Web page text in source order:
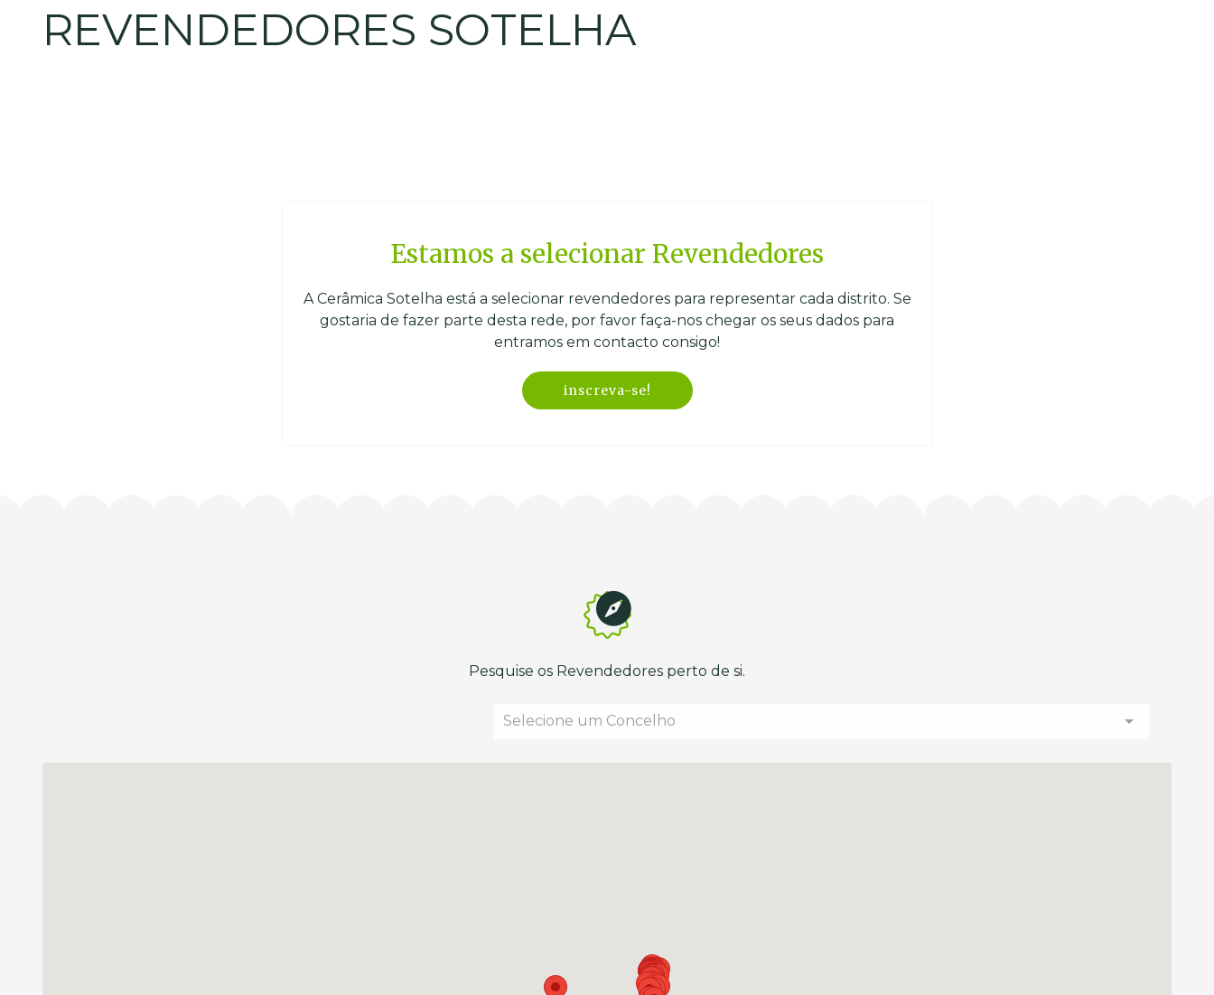
REVENDEDORES SOTELHA
Estamos a selecionar Revendedores
A Cerâmica Sotelha está a selecionar revendedores para representar cada distrito. Se
gostaria de fazer parte desta rede, por favor faça-nos chegar os seus dados para
entramos em contacto consigo!
inscreva-se!
Pesquise os Revendedores perto de si.
Selecione um Concelho